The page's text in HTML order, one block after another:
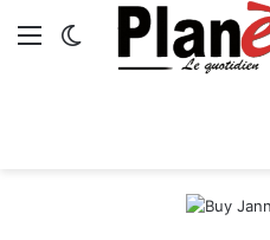
Menu Switch skin